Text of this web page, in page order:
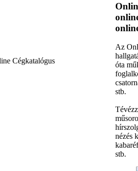
Az
óta
stb.
nézés
stb.